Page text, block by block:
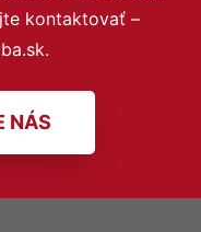
kontaktovať –
NÁS